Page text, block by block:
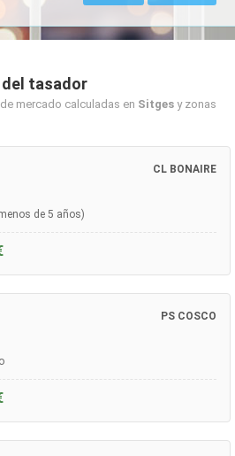
tasador
mercado calculadas en Sitges y zonas
CL BONAIRE
de 5 años)
PS COSCO